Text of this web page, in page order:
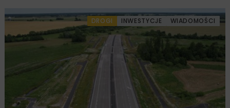
DROGI INWESTYCJE WIADOMOŚCI